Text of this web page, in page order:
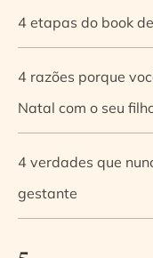
4 etapas do book
4 razões porque
Natal com o seu
4 verdades que
gestante